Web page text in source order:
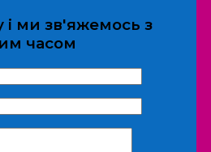
третім особам
і ми зв'яжемось з
часом